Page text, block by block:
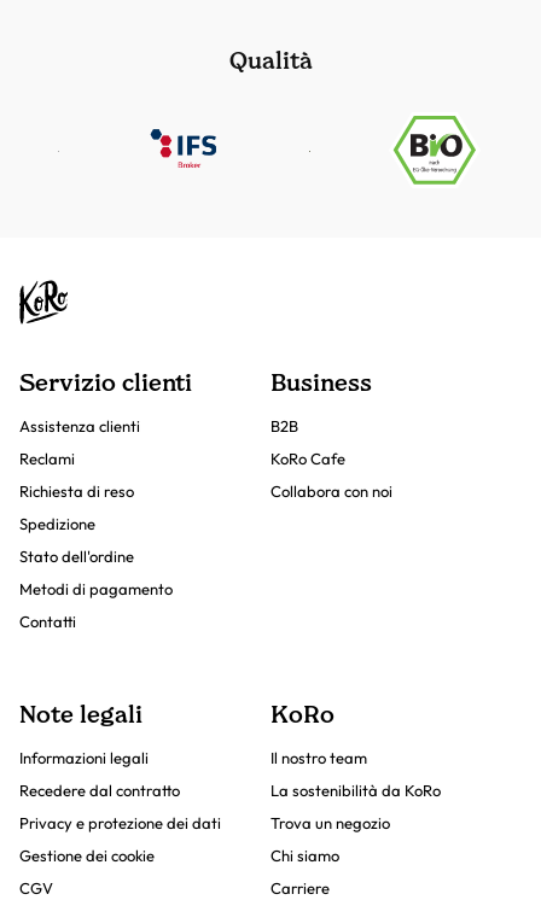
Qualità
Servizio clienti
Assistenza clienti
Reclami
Richiesta di reso
Spedizione
Stato dell'ordine
Metodi di pagamento
Contatti
Business
B2B
KoRo Cafe
Collabora con noi
Note legali
Informazioni legali
Recedere dal contratto
Privacy e protezione dei dati
Gestione dei cookie
CGV
KoRo
Il nostro team
La sostenibilità da KoRo
Trova un negozio
Chi siamo
Carriere